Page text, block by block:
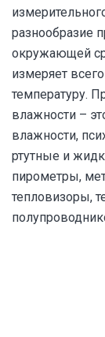
разнообразие
окружающей
измеряет
температуру.
влажности –
влажности,
ртутные и
пирометры,
тепловизоры,